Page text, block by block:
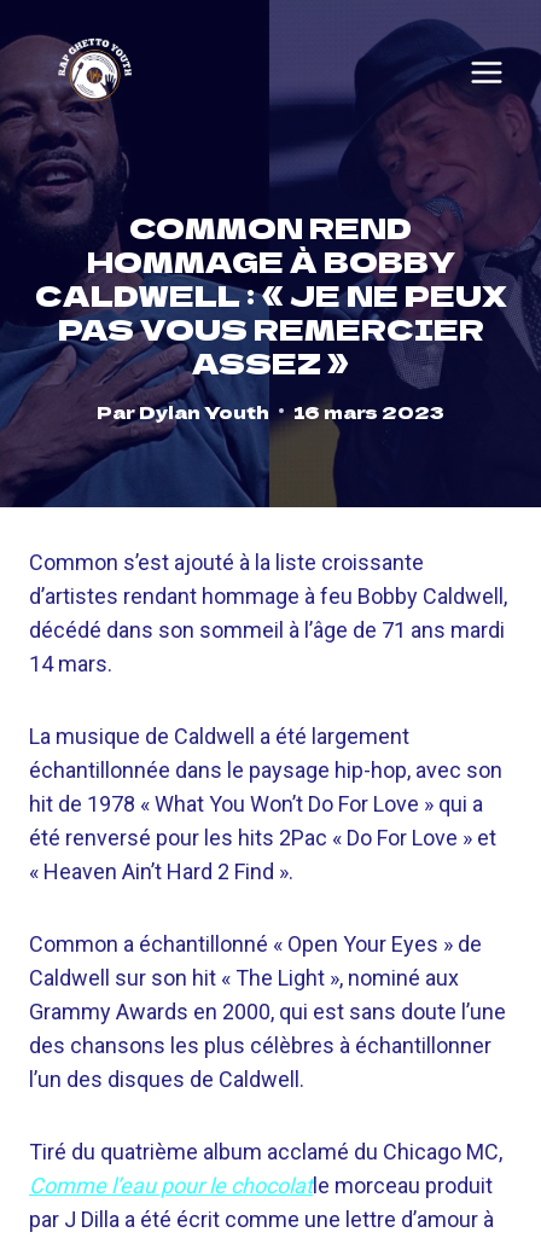
to
content
COMMON REND
HOMMAGE À BOBBY
CALDWELL : « JE NE PEUX
PAS VOUS REMERCIER
ASSEZ »
ParDylan Youth 16 mars 2023
Common s’est ajouté à la liste croissante
d’artistes rendant hommage à feu Bobby Caldwell,
décédé dans son sommeil à l’âge de 71 ans mardi
14 mars.
La musique de Caldwell a été largement
échantillonnée dans le paysage hip-hop, avec son
hit de 1978 « What You Won’t Do For Love » qui a
été renversé pour les hits 2Pac « Do For Love » et
« Heaven Ain’t Hard 2 Find ».
Common a échantillonné « Open Your Eyes » de
Caldwell sur son hit « The Light », nominé aux
Grammy Awards en 2000, qui est sans doute l’une
des chansons les plus célèbres à échantillonner
l’un des disques de Caldwell.
Tiré du quatrième album acclamé du Chicago MC,
Comme l’eau pour le chocolatle morceau produit
par J Dilla a été écrit comme une lettre d’amour à